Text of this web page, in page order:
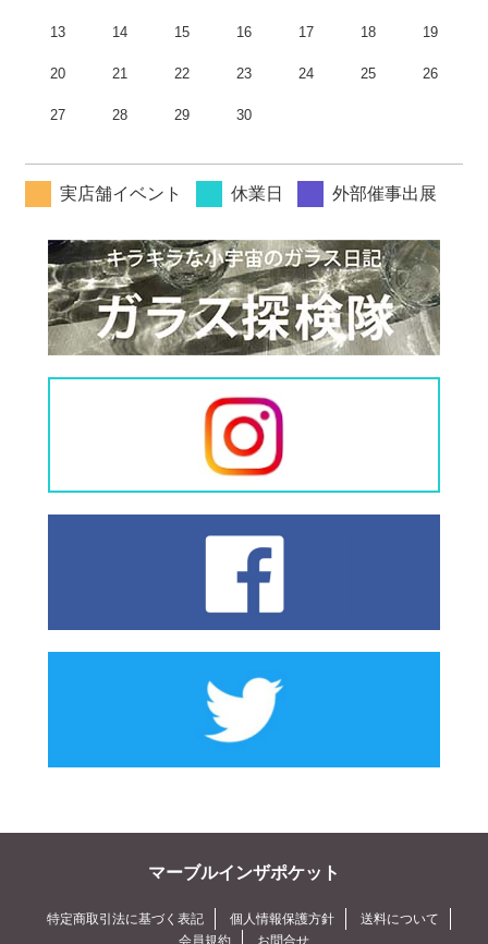
13 14 15 16 17 18 19
20 21 22 23 24 25 26
27 28 29 30
実店舗イベント 休業日 外部催事出展
マーブルインザポケット
特定商取引法に基づく表記 個人情報保護方針
送料について
会員規約
お問合せ